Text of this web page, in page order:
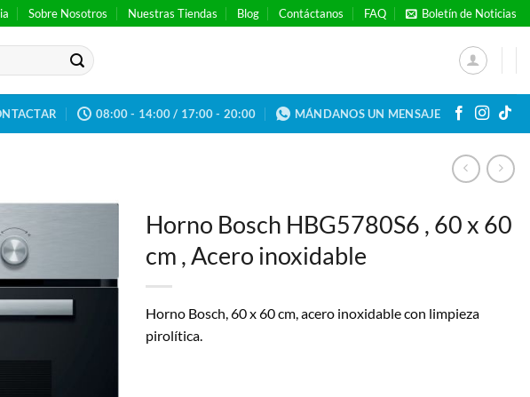
Sobre Nosotros Nuestras Tiendas Blog Contáctanos FAQ Boletín de Noticias
08:00 - 14:00 / 17:00 - 20:00 MÁNDANOS UN MENSAJE
Horno Bosch HBG5780S6 , 60 x 60
cm , Acero inoxidable
Horno Bosch, 60 x 60 cm, acero inoxidable con limpieza
pirolítica.